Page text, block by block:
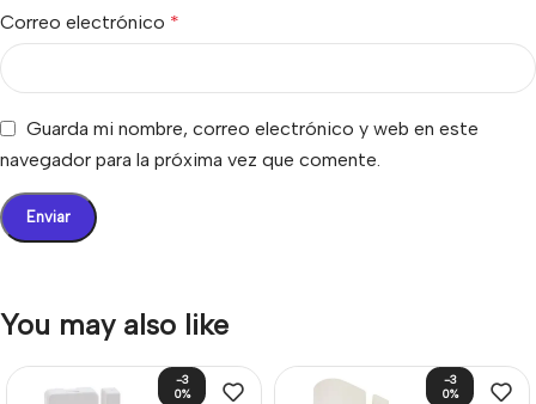
Correo electrónico *
Guarda mi nombre, correo electrónico y web en este
navegador para la próxima vez que comente.
You may also like
-3
0%
-3
0%